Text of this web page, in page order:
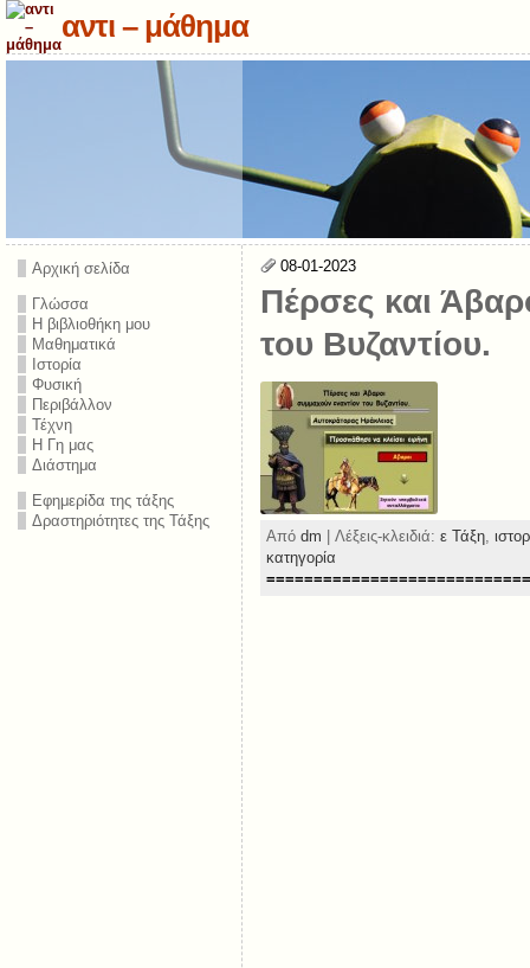
αντι – μάθημα
Αρχική σελίδα
Γλώσσα
Η βιβλιοθήκη μου
Μαθηματικά
Ιστορία
Φυσική
Περιβάλλον
Τέχνη
Η Γη μας
Διάστημα
Εφημερίδα της τάξης
Δραστηριότητες της Τάξης
08-01-2023
Πέρσες και
του Βυζαντίου.
Από dm | Λέξεις-κλειδιά: ε Τάξη,
κατηγορία